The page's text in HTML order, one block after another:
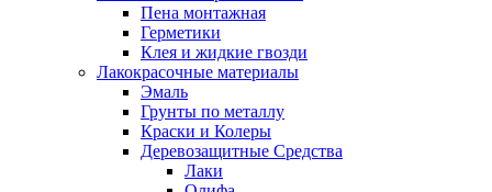
Пена монтажная
Герметики
Клея и жидкие гвозди
Лакокрасочные материалы
Эмаль
Грунты по металлу
Краски и Колеры
Деревозащитные Средства
Лаки